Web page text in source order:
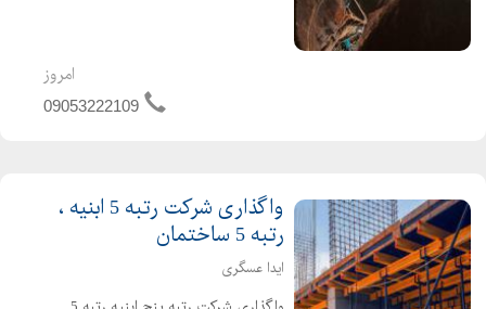
امروز
09053222109
واگذاری شرکت رتبه 5 ابنیه ،
رتبه 5 ساختمان
ایدا عسگری